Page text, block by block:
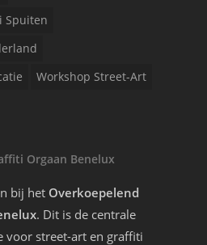
Spuiten
Workshop Street-Art
Orgaan Benelux
bij het Overkoepelend
. Dit is de centrale
voor street-art en graffiti